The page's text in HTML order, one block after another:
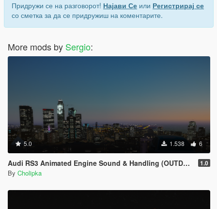
Придружи се на разговорот! Најави Се или Регистрирај се
со сметка за да се придружиш на коментарите.
More mods by Sergio:
5.0 1.538 6
Audi RS3 Animated Engine Sound & Handling (OUTDATED) 1.0
By Cholipka